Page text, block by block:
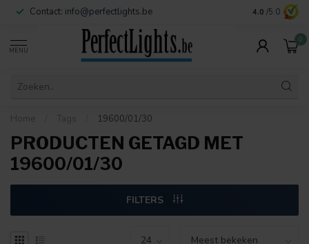
Contact: info@perfectlights.be 4.0 /5.0
MENU
0
Home Tags 19600/01/30
PRODUCTEN GETAGD MET
19600/01/30
FILTERS